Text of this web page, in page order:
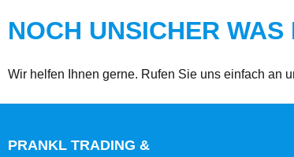
NOCH UNSICHER
Wir helfen Ihnen gerne. Rufen Sie uns einfach an
PRANKL TRADING &